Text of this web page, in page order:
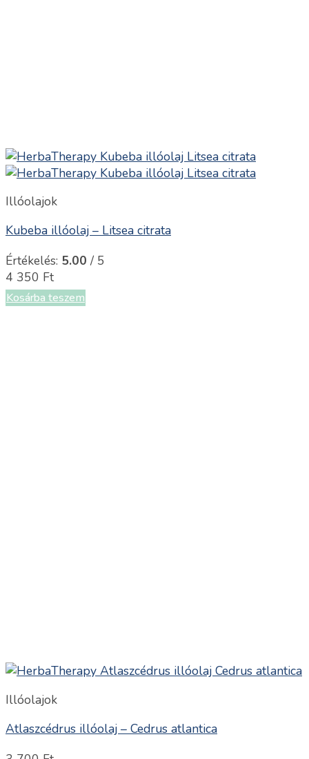
Illóolajok
Kubeba illóolaj – Litsea citrata
Értékelés: 5.00 / 5
4 350 Ft
Kosárba teszem
Illóolajok
Atlaszcédrus illóolaj – Cedrus atlantica